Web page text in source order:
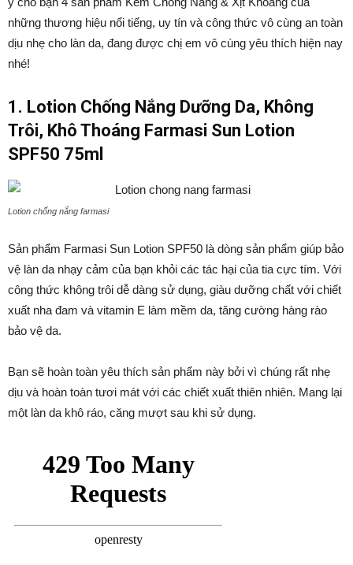
những thương hiệu nổi tiếng, uy tín và công thức vô cùng an toàn
dịu nhẹ cho làn da, đang được chị em vô cùng yêu thích hiện nay
nhé!
1. Lotion Chống Nắng Dưỡng Da, Không
Trôi, Khô Thoáng Farmasi Sun Lotion
SPF50 75ml
Lotion chống nắng farmasi
Sản phẩm Farmasi Sun Lotion SPF50 là dòng sản phẩm giúp bảo
vệ làn da nhạy cảm của bạn khỏi các tác hại của tia cực tím. Với
công thức không trôi dễ dàng sử dụng, giàu dưỡng chất với chiết
xuất nha đam và vitamin E làm mềm da, tăng cường hàng rào
bảo vệ da.
Bạn sẽ hoàn toàn yêu thích sản phẩm này bởi vì chúng rất nhẹ
dịu và hoàn toàn tươi mát với các chiết xuất thiên nhiên. Mang lại
một làn da khô ráo, căng mượt sau khi sử dụng.